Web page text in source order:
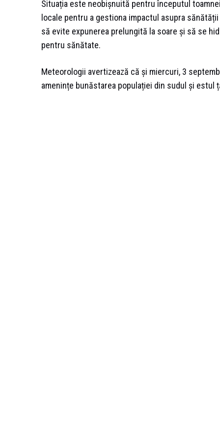
Situația este neobișnuită pentru începutul
locale pentru a gestiona impactul asupra
să evite expunerea prelungită la soare și să se
pentru sănătate.
Meteorologii avertizează că și miercuri, 3
amenințe bunăstarea populației din sudul și estul